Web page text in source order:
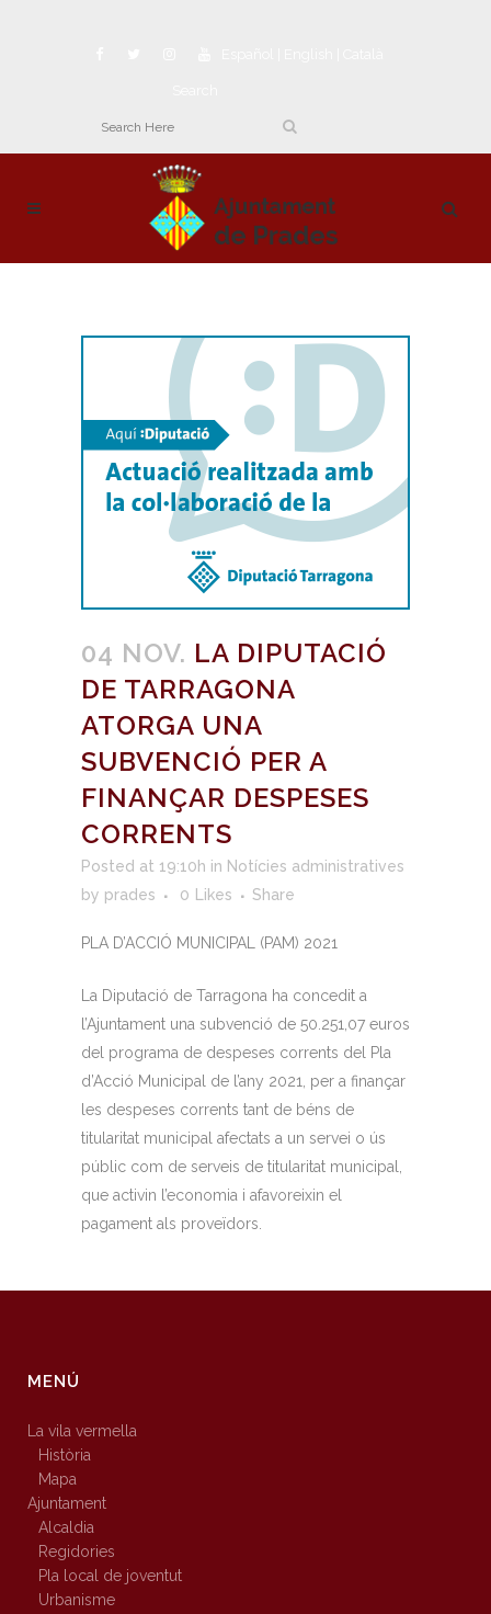
04 NOV. LA DIPUTACIÓ
DE TARRAGONA
ATORGA UNA
SUBVENCIÓ PER A
FINANÇAR DESPESES
CORRENTS
Posted at 19:10h in Notícies administratives
by prades 0 Likes Share
PLA D’ACCIÓ MUNICIPAL (PAM) 2021
La Diputació de Tarragona ha concedit a
l’Ajuntament una subvenció de 50.251,07 euros
del programa de despeses corrents del Pla
d’Acció Municipal de l’any 2021, per a finançar
les despeses corrents tant de béns de
titularitat municipal afectats a un servei o ús
públic com de serveis de titularitat municipal,
que activin l’economia i afavoreixin el
pagament als proveïdors.
MENÚ
La vila vermella
Història
Mapa
Ajuntament
Alcaldia
Regidories
Pla local de joventut
Urbanisme